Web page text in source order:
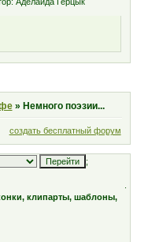
» Немного поэзии...
создать бесплатный форум
;
клипарты, шаблоны,